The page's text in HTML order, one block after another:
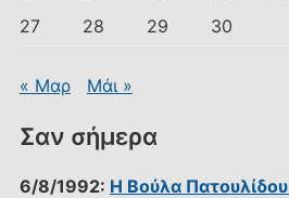
27
28 29 30
« Μαρ Μάι »
Σαν σήμερα
6/8/1992: Η Βούλα